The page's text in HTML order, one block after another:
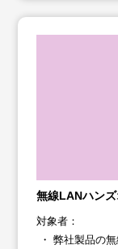
無線LANハン
対象者：
弊社製品の